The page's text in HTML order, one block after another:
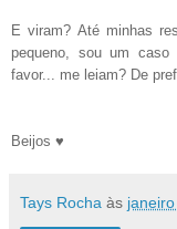
E viram? Até minhas
pequeno, sou um
favor... me leiam? De
Beijos ♥
Tays Rocha às